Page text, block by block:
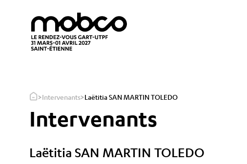
>Intervenants>Laëtitia SAN MARTIN TOLEDO
Intervenants
Laëtitia SAN MARTIN TOLEDO